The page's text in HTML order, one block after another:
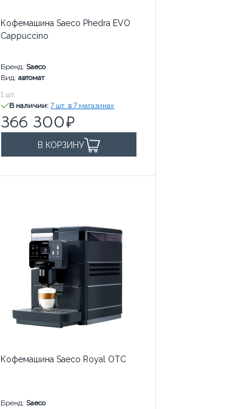
Кофемашина Saeco Phedra EVO
Cappuccino
Бренд: Saeco
Вид: автомат
366 300
1 шт.
В наличии: 7 шт. в 7 магазинах
366 300
В КОРЗИНУ
Кофемашина Saeco Royal OTC
Бренд: Saeco